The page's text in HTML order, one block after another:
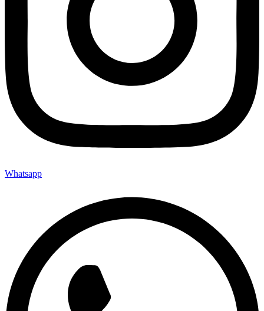
Whatsapp